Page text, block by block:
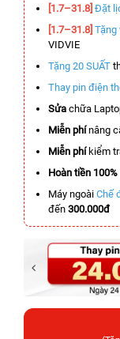
[1.7–31.8] Đặt
[1.7–31.8] Tặng
VIDVIE
Tặng 20 SUẤT
Thay pin điện
Sửa chữa
Miễn phínâng
Miễn phíkiểm
Hoàn tiền 100%
Máy ngoài Chế
đến 300.000đ